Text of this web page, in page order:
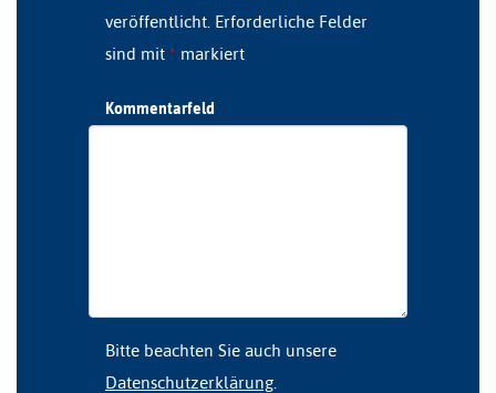
veröffentlicht. Erforderliche Felder
sind mit * markiert
Kommentarfeld
Bitte beachten Sie auch unsere
Datenschutzerklärung